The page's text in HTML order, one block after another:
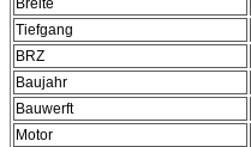
Breite
Tiefgang
BRZ
Baujahr
Bauwerft
Motor